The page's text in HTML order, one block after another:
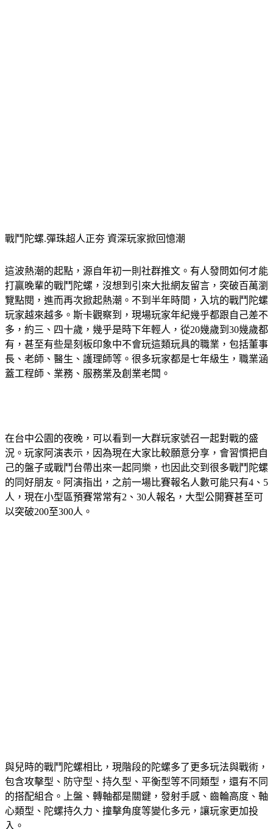
戰鬥陀螺.彈珠超人正夯 資深玩家掀回憶潮
這波熱潮的起點，源自年初一則社群推文。有人發問如何才能
打贏晚輩的戰鬥陀螺，沒想到引來大批網友留言，突破百萬瀏
覽點閱，進而再次掀起熱潮。不到半年時間，入坑的戰鬥陀螺
玩家越來越多。斯卡觀察到，現場玩家年紀幾乎都跟自己差不
多，約三、四十歲，幾乎是時下年輕人，從20幾歲到30幾歲都
有，甚至有些是刻板印象中不會玩這類玩具的職業，包括董事
長、老師、醫生、護理師等。很多玩家都是七年級生，職業涵
蓋工程師、業務、服務業及創業老闆。
在台中公園的夜晚，可以看到一大群玩家號召一起對戰的盛
況。玩家阿演表示，因為現在大家比較願意分享，會習慣把自
己的盤子或戰鬥台帶出來一起同樂，也因此交到很多戰鬥陀螺
的同好朋友。阿演指出，之前一場比賽報名人數可能只有4、5
人，現在小型區預賽常常有2、30人報名，大型公開賽甚至可
以突破200至300人。
與兒時的戰鬥陀螺相比，現階段的陀螺多了更多玩法與戰術，
包含攻擊型、防守型、持久型、平衡型等不同類型，還有不同
的搭配組合。上盤、轉軸都是關鍵，發射手感、齒輪高度、軸
心類型、陀螺持久力、撞擊角度等變化多元，讓玩家更加投
入。